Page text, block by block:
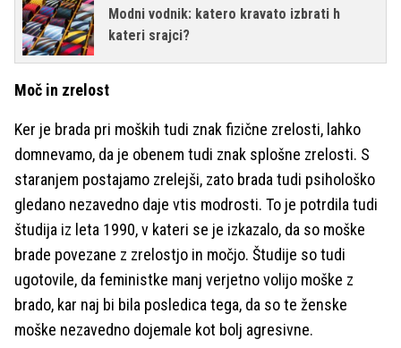
Modni vodnik: katero kravato izbrati h
kateri srajci?
Moč in zrelost
Ker je brada pri moških tudi znak fizične zrelosti, lahko
domnevamo, da je obenem tudi znak splošne zrelosti. S
staranjem postajamo zrelejši, zato brada tudi psihološko
gledano nezavedno daje vtis modrosti. To je potrdila tudi
študija iz leta 1990, v kateri se je izkazalo, da so moške
brade povezane z zrelostjo in močjo. Študije so tudi
ugotovile, da feministke manj verjetno volijo moške z
brado, kar naj bi bila posledica tega, da so te ženske
moške nezavedno dojemale kot bolj agresivne.